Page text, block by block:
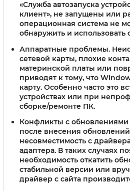
«Служба автозапуска
клиент», не запущены или
операционная система не
обнаружить и использовать
Аппаратные проблемы.
сетевой карты, плохие
материнской платы или
приводят к тому, что
карту. Особенно часто это
устройствах или при
сборке/ремонте ПК.
Конфликты с обновлениями
после внесения
несовместимость с
адаптера. В таких случаях
необходимость откатить
стабильной версии или
драйвер с сайта